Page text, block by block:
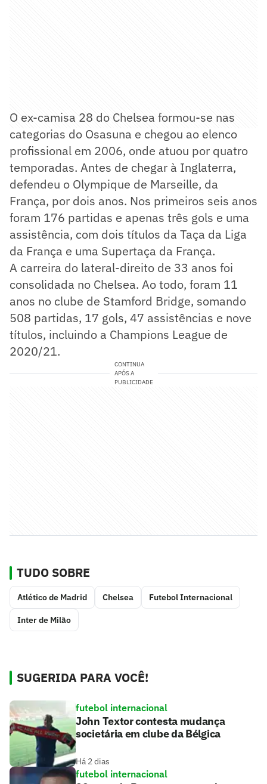
O ex-camisa 28 do Chelsea formou-se nas
categorias do Osasuna e chegou ao elenco
profissional em 2006, onde atuou por quatro
temporadas. Antes de chegar à Inglaterra,
defendeu o Olympique de Marseille, da
França, por dois anos. Nos primeiros seis anos
foram 176 partidas e apenas três gols e uma
assistência, com dois títulos da Taça da Liga
da França e uma Supertaça da França.
A carreira do lateral-direito de 33 anos foi
consolidada no Chelsea. Ao todo, foram 11
anos no clube de Stamford Bridge, somando
508 partidas, 17 gols, 47 assistências e nove
títulos, incluindo a Champions League de
2020/21.
CONTINUA
APÓS A
PUBLICIDADE
TUDO SOBRE
Atlético de Madrid Chelsea Futebol Internacional
Inter de Milão
SUGERIDA PARA VOCÊ!
futebol internacional
John Textor contesta mudança
societária em clube da Bélgica
Há 2 dias
futebol internacional